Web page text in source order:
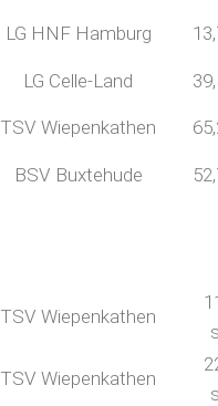
LG HNF Hamburg
LG Celle-Land
TSV Wiepenkathen
BSV Buxtehude
TSV Wiepenkathen
TSV Wiepenkathen